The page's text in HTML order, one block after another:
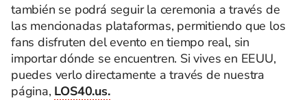
también se podrá seguir la ceremonia a través de
las mencionadas plataformas, permitiendo que los
fans disfruten del evento en tiempo real, sin
importar dónde se encuentren. Si vives en EEUU,
puedes verlo directamente a través de nuestra
página, LOS40.us.